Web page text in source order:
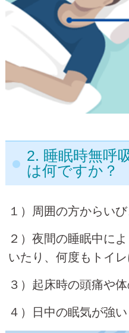
2. 睡眠時無呼
は何ですか？
１）周囲の方からい
２）夜間の睡眠中に
いたり、何度もトイレ
３）起床時の頭痛や
４）日中の眠気が強い